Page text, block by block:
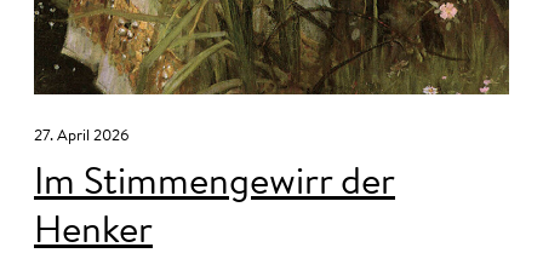
27. April 2026
Im Stimmengewirr der
Henker